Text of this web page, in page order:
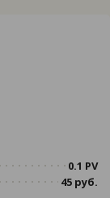
0.1 PV
45 руб.